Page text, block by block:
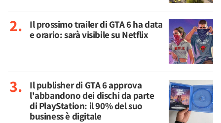
Il prossimo trailer di GTA 6 ha data
e orario: sarà visibile su Netflix
Il publisher di GTA 6 approva
l'abbandono dei dischi da parte
di PlayStation: il 90% del suo
business è digitale